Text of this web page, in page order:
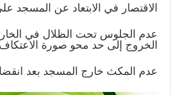
الاقتصار في الابتعاد عن المسجد
عدم الجلوس تحت الظلال في
الخروج إلى حد محو صورة
عدم المكث خارج المسجد بعد